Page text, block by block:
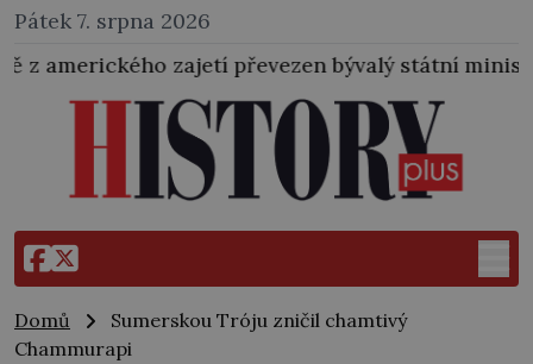
Pátek 7. srpna 2026
převezen bývalý státní ministr pro
Domů
Sumerskou Tróju zničil chamtivý
Chammurapi